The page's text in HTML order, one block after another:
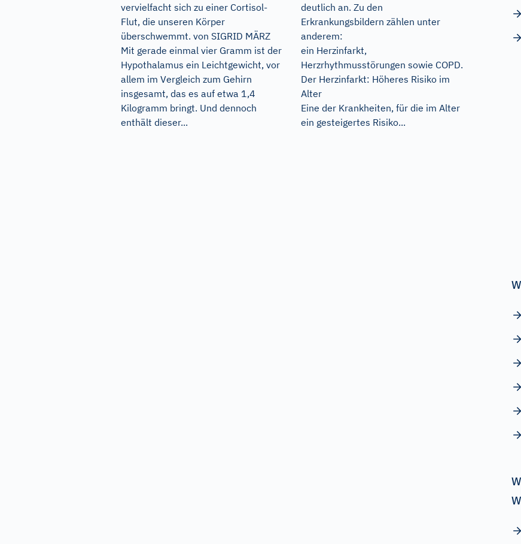
vervielfacht sich zu einer Cortisol-
Flut, die unseren Körper
überschwemmt. von SIGRID MÄRZ
Mit gerade einmal vier Gramm ist der
Hypothalamus ein Leichtgewicht, vor
allem im Vergleich zum Gehirn
insgesamt, das es auf etwa 1,4
Kilogramm bringt. Und dennoch
enthält dieser...
deutlich an. Zu den
Erkrankungsbildern zählen unter
anderem:
ein Herzinfarkt,
Herzrhythmusstörungen sowie COPD.
Der Herzinfarkt: Höheres Risiko im
Alter
Eine der Krankheiten, für die im Alter
ein gesteigertes Risiko...